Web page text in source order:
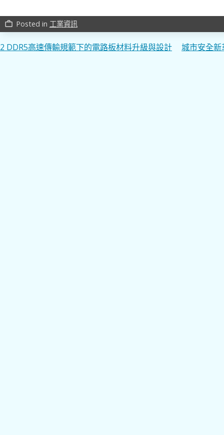
work_outline Posted in 工業資訊
文
2 DDR5高速傳輸規範下的電路板材料升級與設計 城市安全